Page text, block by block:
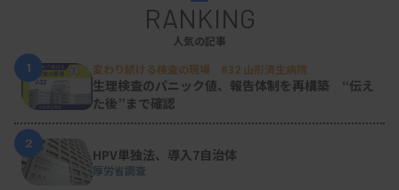
RANKING
人気の記事
1
変わり続ける検査の現場 #32 山形済生病院
生理検査のパニック値、報告体制を再構築 “伝え
た後”まで確認
2
HPV単独法、導入7自治体
厚労省調査